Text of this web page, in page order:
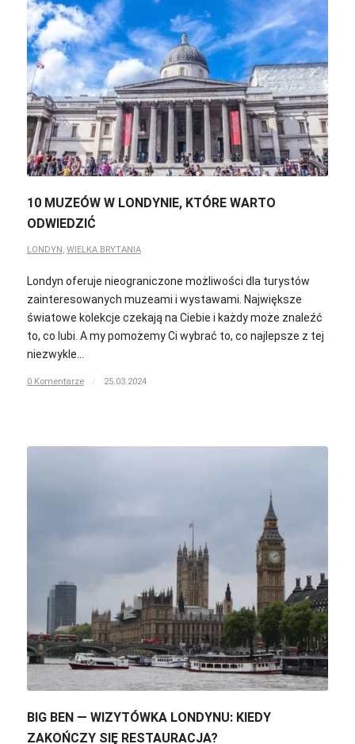
10 MUZEÓW W LONDYNIE, KTÓRE WARTO
ODWIEDZIĆ
LONDYN , WIELKA BRYTANIA
Londyn oferuje nieograniczone możliwości dla turystów
zainteresowanych muzeami i wystawami. Największe
światowe kolekcje czekają na Ciebie i każdy może znaleźć
to, co lubi. A my pomożemy Ci wybrać to, co najlepsze z tej
niezwykle…
0 Komentarze / 25.03.2024
BIG BEN — WIZYTÓWKA LONDYNU: KIEDY
ZAKOŃCZY SIĘ RESTAURACJA?